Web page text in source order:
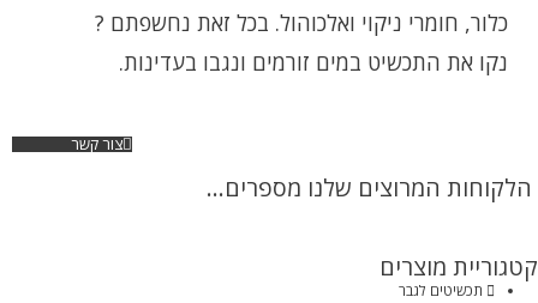
כלור, חומרי ניקוי ואלכוהול. בכל זאת נחשפתם ?
נקו את התכשיט במים זורמים ונגבו בעדינות.
צור קשר
הלקוחות המרוצים שלנו מספרים...
קטגוריית מוצרים
תכשיטים לגבר